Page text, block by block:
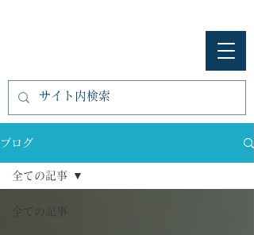
ブログ
全ての記事
全ての記事